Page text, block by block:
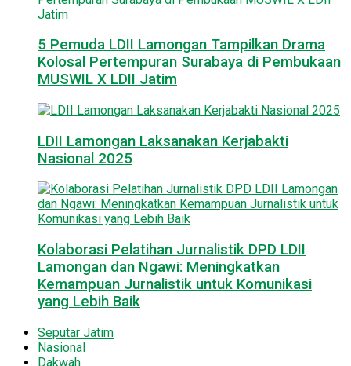
5 Pemuda LDII Lamongan Tampilkan Drama
Kolosal Pertempuran Surabaya di Pembukaan
MUSWIL X LDII Jatim
LDII Lamongan Laksanakan Kerjabakti
Nasional 2025
Kolaborasi Pelatihan Jurnalistik DPD LDII
Lamongan dan Ngawi: Meningkatkan
Kemampuan Jurnalistik untuk Komunikasi
yang Lebih Baik
Seputar Jatim
Nasional
Dakwah